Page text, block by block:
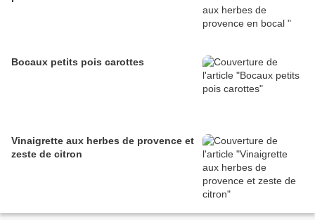
Bocaux petits pois carottes
Vinaigrette aux herbes de provence et
zeste de citron